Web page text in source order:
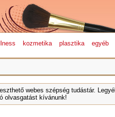
kozmetika plasztika egyéb
webes szépség tudástár.
olvasgatást kívánunk!